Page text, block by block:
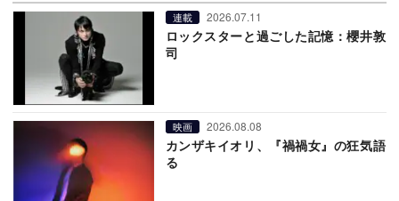
連載 2026.07.11
ロックスターと過ごした記憶：櫻井敦
司
映画 2026.08.08
カンザキイオリ、『禍禍女』の狂気語
る